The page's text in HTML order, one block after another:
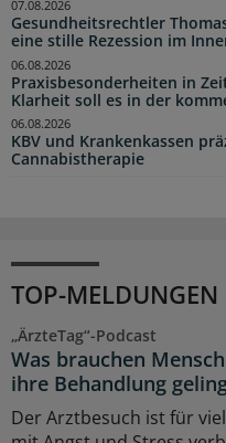
Gesundheitsrechtler
eine stille Rezession im
07.08.2026
Praxisbesonderheiten in
Klarheit soll es in der
06.08.2026
KBV und Krankenkassen
Cannabistherapie
06.08.2026
TOP-MELDUNGEN
„ÄrzteTag“-Podcast
Was brauchen
ihre Behandlung
Der Arztbesuch ist für